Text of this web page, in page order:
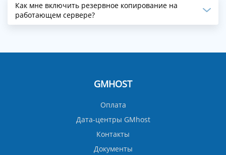
Как мне включить резервное копирование на
работающем сервере?
GMHOST
Оплата
Дата-центры GMhost
Контакты
Документы